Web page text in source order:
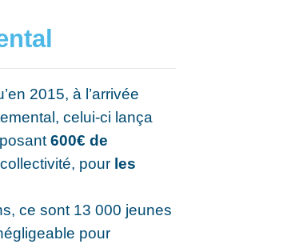
2015, à l’arrivée
celui-ci lança
600€ de
pour les
ce sont 13 000 jeunes
pour